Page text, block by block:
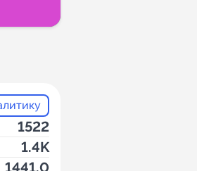
1522
1.4K
1441.0